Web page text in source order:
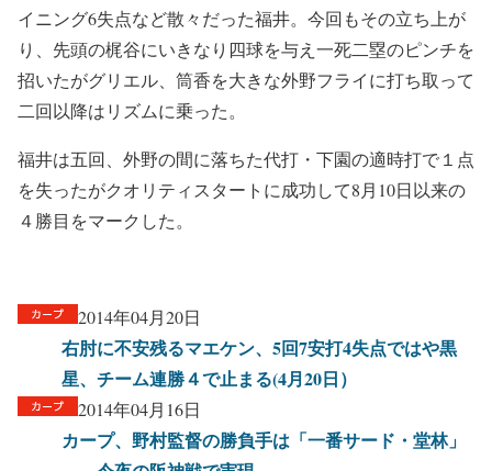
イニング6失点など散々だった福井。今回もその立ち上が
り、先頭の梶谷にいきなり四球を与え一死二塁のピンチを
招いたがグリエル、筒香を大きな外野フライに打ち取って
二回以降はリズムに乗った。
福井は五回、外野の間に落ちた代打・下園の適時打で１点
を失ったがクオリティスタートに成功して8月10日以来の
４勝目をマークした。
2014年04月20日
右肘に不安残るマエケン、5回7安打4失点ではや黒
星、チーム連勝４で止まる(4月20日）
2014年04月16日
カープ、野村監督の勝負手は「一番サード・堂林」